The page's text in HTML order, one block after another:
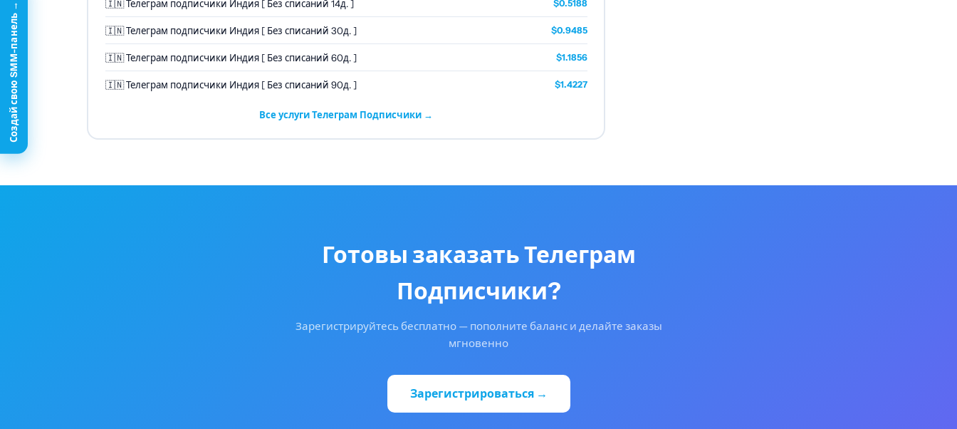
🇮🇳 Телеграм подписчики Индия [ Без списаний 14д. ] $0.5188
🇮🇳 Телеграм подписчики Индия [ Без списаний 30д. ] $0.9485
🇮🇳 Телеграм подписчики Индия [ Без списаний 60д. ] $1.1856
🇮🇳 Телеграм подписчики Индия [ Без списаний 90д. ] $1.4227
Все услуги Телеграм Подписчики →
Готовы заказать Телеграм
Подписчики?
Зарегистрируйтесь бесплатно — пополните баланс и делайте заказы
мгновенно
Зарегистрироваться →
Создай свою SMM-панель →